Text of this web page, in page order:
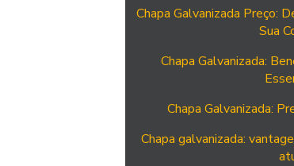
Chapa Galvanizada Preço:
Sua
Chapa Galvanizada:
Chapa Galvanizada:
Chapa galvanizada: